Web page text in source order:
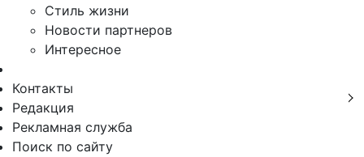
Стиль жизни
Новости партнеров
Интересное
Контакты
Редакция
Рекламная служба
Поиск по сайту